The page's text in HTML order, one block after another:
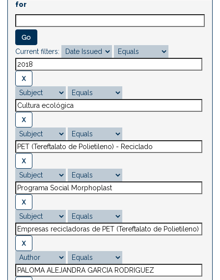
for
Current filters: